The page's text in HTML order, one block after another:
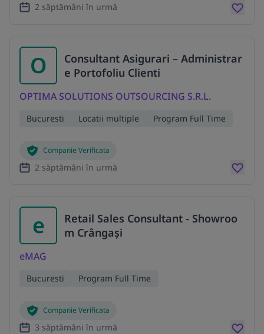
2 săptămâni în urmă
O
Consultant Asigurari – Administrar
e Portofoliu Clienti
OPTIMA SOLUTIONS OUTSOURCING S.R.L.
Bucuresti Locatii multiple Program Full Time
Companie Verificata
2 săptămâni în urmă
e
Retail Sales Consultant - Showroo
m Crângași
eMAG
Bucuresti Program Full Time
Companie Verificata
3 săptămâni în urmă